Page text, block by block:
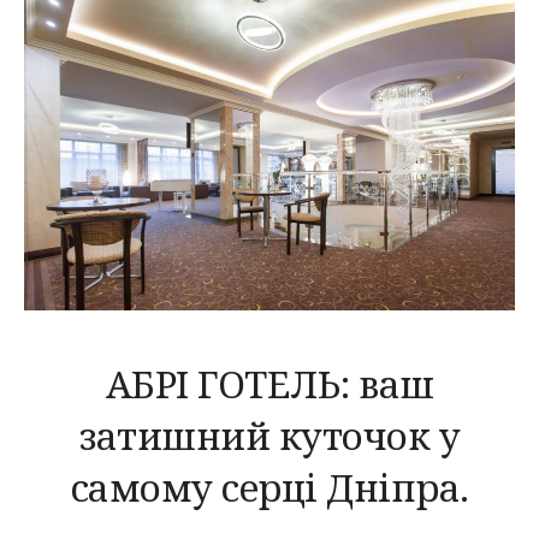
АБРІ ГОТЕЛЬ: ваш
затишний куточок у
самому серці Дніпра.